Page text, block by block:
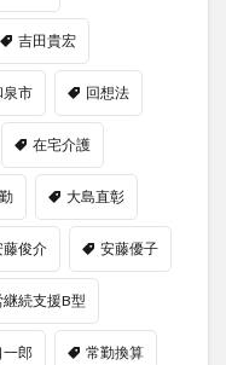
吉田貴宏
泉市 回想法
在宅介護
大島直彰
藤俊介 安藤優子
継続支援B型
一郎 常勤換算